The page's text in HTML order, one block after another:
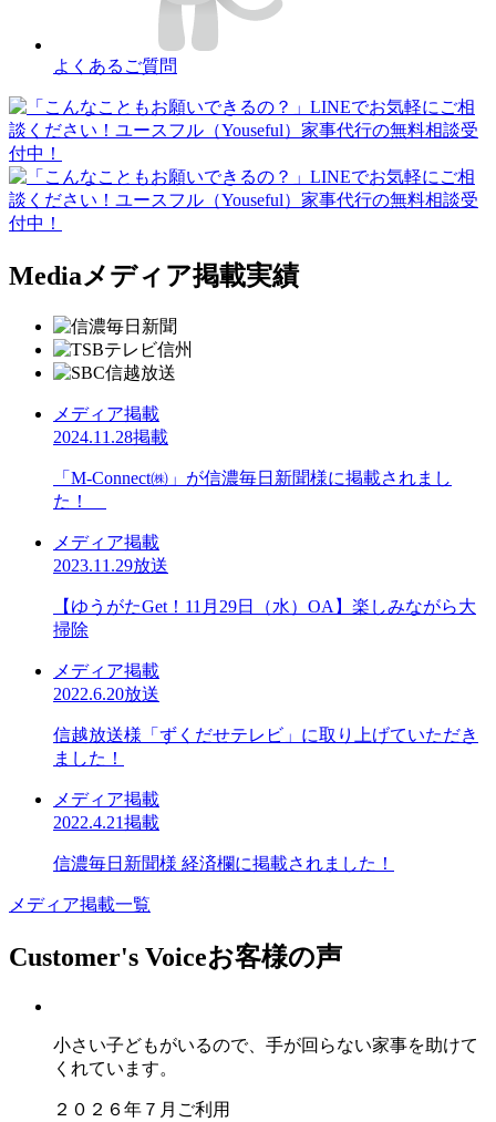
よくあるご質問
Mediaメディア掲載実績
メディア掲載
2024.11.28掲載
「M-Connect㈱」が信濃毎日新聞様に掲載されまし
た！
メディア掲載
2023.11.29放送
【ゆうがたGet！11月29日（水）OA】楽しみながら大
掃除
メディア掲載
2022.6.20放送
信越放送様「ずくだせテレビ」に取り上げていただき
ました！
メディア掲載
2022.4.21掲載
信濃毎日新聞様 経済欄に掲載されました！
メディア掲載一覧
Customer's Voiceお客様の声
小さい子どもがいるので、手が回らない家事を助けて
くれています。
２０２６年７月ご利用